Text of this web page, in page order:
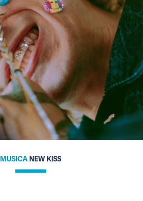
MUSICA NEW KISS